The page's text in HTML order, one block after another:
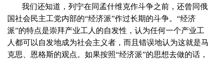
我们还知道，列宁在同孟什维克作斗争之前，还曾同俄
国社会民主工党内部的“经济派”作过长期的斗争。“经济
派”的特点是崇拜产业工人的自发性，认为任何一个产业工
人都可以自发地成为社会主义者，而且错误地认为这就是马
克思、恩格斯的观点。如果按照“经济派”的思想去做的话，